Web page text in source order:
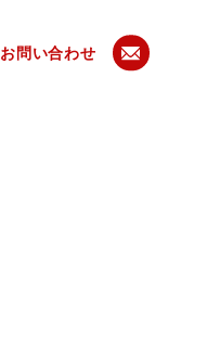
お問い合わせ